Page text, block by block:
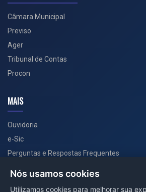
Câmara Municipal
Previso
Ager
Tribunal de Contas
Procon
MAIS
Ouvidoria
e-Sic
Perguntas e Respostas Frequentes
Nós usamos cookies
Utilizamos cookies para melhorar sua